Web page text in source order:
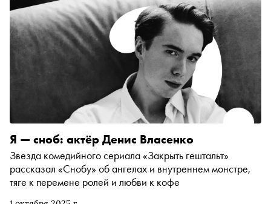
Я — сноб: актёр Денис Власенко
Звезда комедийного сериала «Закрыть гештальт»
рассказал «Снобу» об ангелах и внутреннем монстре,
тяге к перемене ролей и любви к кофе